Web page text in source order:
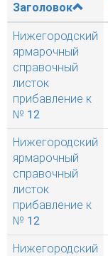
Заголовок
Нижегородский
ярмарочный
справочный
листок
прибавление к
№ 12
Нижегородский
ярмарочный
справочный
листок
прибавление к
№ 12
Нижегородский